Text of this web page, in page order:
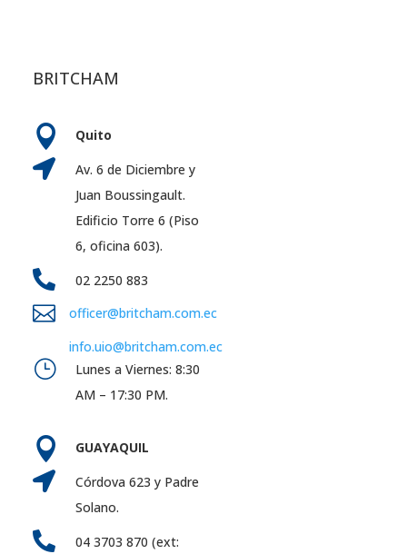
BRITCHAM
 Quito

Av. 6 de Diciembre y
Juan Boussingault.
Edificio Torre 6 (Piso
6, oficina 603).
 02 2250 883

officer@britcham.com.ec
info.uio@britcham.com.ec
}
Lunes a Viernes: 8:30
AM – 17:30 PM.
 GUAYAQUIL

Córdova 623 y Padre
Solano.

04 3703 870 (ext: